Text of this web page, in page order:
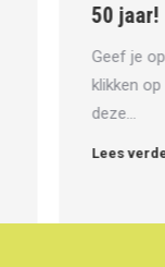
50 jaar!
Geef je
klikken
deze…
Lees